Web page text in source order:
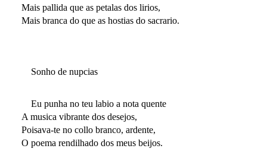
Mais pallida que as petalas dos lirios,
Mais branca do que as hostias do sacrario.
Sonho de nupcias
Eu punha no teu labio a nota quente
A musica vibrante dos desejos,
Poisava-te no collo branco, ardente,
O poema rendilhado dos meus beijos.